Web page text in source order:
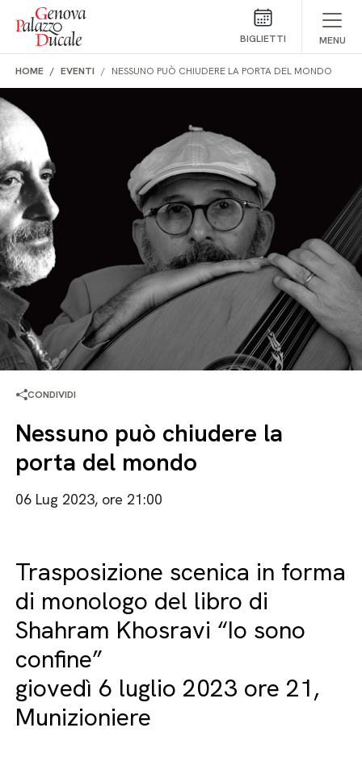
Salta al contenuto
BIGLIETTI MENU
HOME EVENTI NESSUNO PUÒ CHIUDERE LA PORTA DEL MONDO
CONDIVIDI
Nessuno può chiudere la
porta del mondo
06 Lug 2023, ore 21:00
Trasposizione scenica in forma
di monologo del libro di
Shahram Khosravi “Io sono
confine”
giovedì 6 luglio 2023 ore 21,
Munizioniere